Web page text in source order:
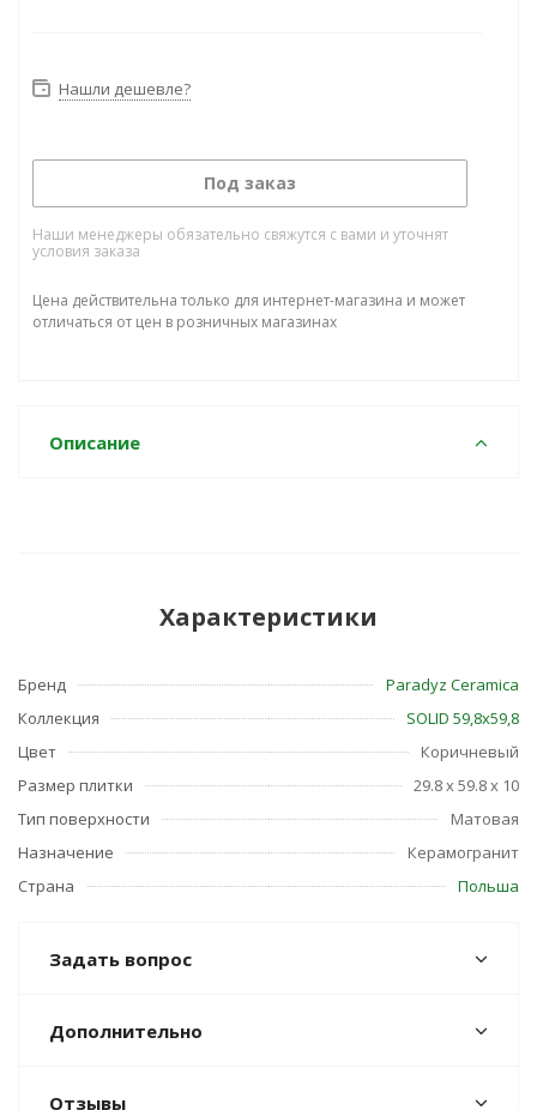
Нашли дешевле?
Под заказ
Наши менеджеры обязательно свяжутся с вами и уточнят
условия заказа
Цена действительна только для интернет-магазина и может
отличаться от цен в розничных магазинах
Описание
Характеристики
Бренд
Paradyz Ceramica
Коллекция
SOLID 59,8х59,8
Цвет
Коричневый
Размер плитки
29.8 x 59.8 x 10
Тип поверхности
Матовая
Назначение
Керамогранит
Страна
Польша
Задать вопрос
Дополнительно
Отзывы